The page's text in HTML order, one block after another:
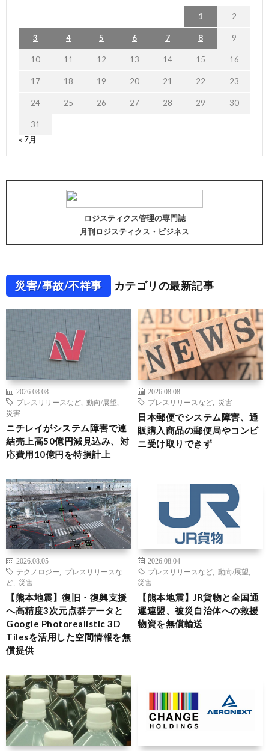
1 2
3 4 5 6 7 8 9
10 11 12 13 14 15 16
17 18 19 20 21 22 23
24 25 26 27 28 29 30
31
« 7月
ロジスティクス管理の専門誌
月刊ロジスティクス・ビジネス
災害/事故/不祥事 カテゴリの最新記事
2026.08.08
プレスリリースなど
動向/展望
災害
ニチレイがシステム障害で連
結売上高50億円減見込み、対
応費用10億円を特損計上
2026.08.08
プレスリリースなど
災害
日本郵便でシステム障害、通
販購入商品の郵便局やコンビ
ニ受け取りできず
2026.08.05
テクノロジー
プレスリリースな
ど
災害
【熊本地震】復旧・復興支援
へ高精度3次元点群データと
Google Photorealistic 3D
Tilesを活用した空間情報を無
償提供
2026.08.04
プレスリリースなど
動向/展望
災害
【熊本地震】JR貨物と全国通
運連盟、被災自治体への救援
物資を無償輸送